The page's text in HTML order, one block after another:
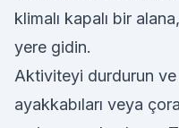
klimalı kapalı bir
yere gidin.
Aktiviteyi durdurun ve
ayakkabıları veya